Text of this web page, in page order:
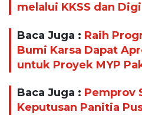
melalui KKSS dan
Baca Juga : Raih
Bumi Karsa Dapat
untuk Proyek MYP
Baca Juga : Pemprov
Keputusan Panitia